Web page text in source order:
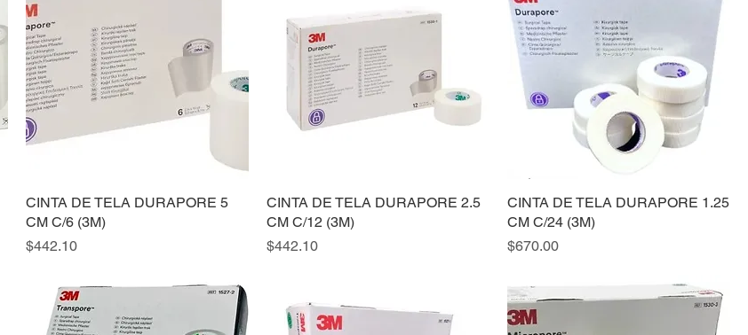
CINTA DE TELA DURAPORE 5
CM C/6 (3M)
Precio
$442.10
CINTA DE TELA DURAPORE 2.5
CM C/12 (3M)
Precio
$442.10
CINTA DE TELA DURAPORE 1.25
CM C/24 (3M)
Precio
$670.00